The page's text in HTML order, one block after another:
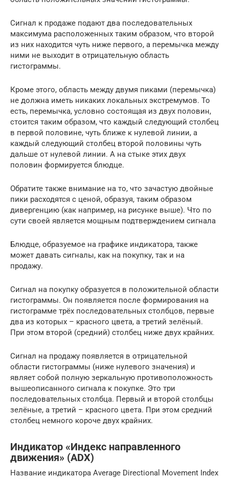
Сигнал к продаже подают два последовательных
максимума расположенных таким образом, что второй
из них находится чуть ниже первого, а перемычка между
ними не выходит в отрицательную область
гистограммы.
Кроме этого, область между двумя пиками (перемычка)
не должна иметь никаких локальных экстремумов. То
есть, перемычка, условно состоящая из двух половин,
стоится таким образом, что каждый следующий столбец
в первой половине, чуть ближе к нулевой линии, а
каждый следующий столбец второй половины чуть
дальше от нулевой линии. А на стыке этих двух
половин формируется блюдце.
Обратите также внимание на то, что зачастую двойные
пики расходятся с ценой, образуя, таким образом
дивергенцию (как например, на рисунке выше). Что по
сути своей является мощным подтверждением сигнала
Блюдце, образуемое на графике индикатора, также
может давать сигналы, как на покупку, так и на
продажу.
Сигнал на покупку образуется в положительной области
гистограммы. Он появляется после формирования на
гистограмме трёх последовательных столбцов, первые
два из которых – красного цвета, а третий зелёный.
При этом второй (средний) столбец ниже двух крайних.
Сигнал на продажу появляется в отрицательной
области гистограммы (ниже нулевого значения) и
являет собой полную зеркальную противоположность
вышеописанного сигнала к покупке. Это три
последовательных столбца. Первый и второй столбцы
зелёные, а третий – красного цвета. При этом средний
столбец немного короче двух крайних.
Индикатор «Индекс направленного
движения» (ADX)
Название индикатора Average Directional Movement Index